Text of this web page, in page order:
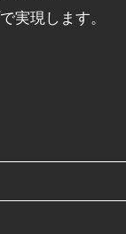
実現します。